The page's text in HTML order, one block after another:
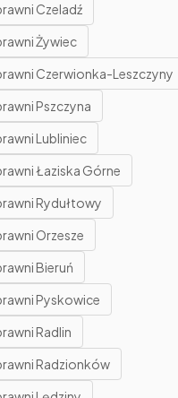
Czeladź
Żywiec
Czerwionka-Leszczyny
Pszczyna
Lubliniec
Łaziska Górne
Rydułtowy
Orzesze
Bieruń
Pyskowice
Radlin
Radzionków